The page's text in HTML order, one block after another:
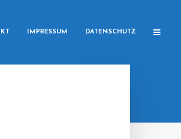
IMPRESSUM DATENSCHUTZ